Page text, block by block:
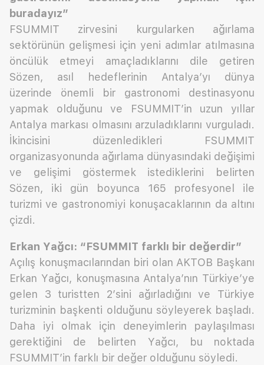
buradayız”
FSUMMIT zirvesini kurgularken ağırlama
sektörünün gelişmesi için yeni adımlar atılmasına
öncülük etmeyi amaçladıklarını dile getiren
Sözen, asıl hedeflerinin Antalya’yı dünya
üzerinde önemli bir gastronomi destinasyonu
yapmak olduğunu ve FSUMMIT’in uzun yıllar
Antalya markası olmasını arzuladıklarını vurguladı.
İkincisini düzenledikleri FSUMMIT
organizasyonunda ağırlama dünyasındaki değişimi
ve gelişimi göstermek istediklerini belirten
Sözen, iki gün boyunca 165 profesyonel ile
turizmi ve gastronomiyi konuşacaklarının da altını
çizdi.
Erkan Yağcı: “FSUMMIT farklı bir değerdir”
Açılış konuşmacılarından biri olan AKTOB Başkanı
Erkan Yağcı, konuşmasına Antalya’nın Türkiye’ye
gelen 3 turistten 2’sini ağırladığını ve Türkiye
turizminin başkenti olduğunu söyleyerek başladı.
Daha iyi olmak için deneyimlerin paylaşılması
gerektiğini de belirten Yağcı, bu noktada
FSUMMIT’in farklı bir değer olduğunu söyledi.